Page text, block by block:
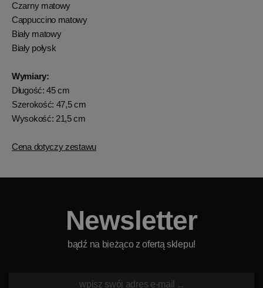
Czarny matowy
Cappuccino matowy
Biały matowy
Biały połysk
Wymiary:
Długość: 45 cm
Szerokość: 47,5 cm
Wysokość: 21,5 cm
Cena dotyczy zestawu
Newsletter
bądź na bieżąco z ofertą sklepu!